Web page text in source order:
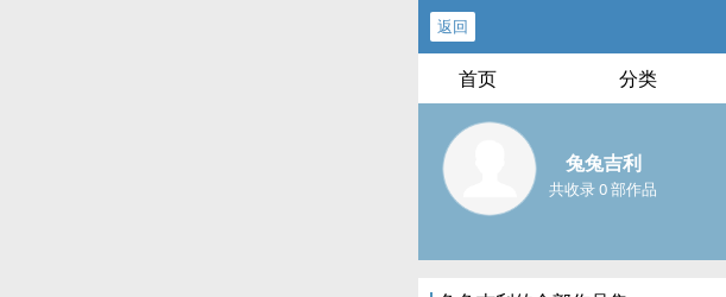
返回
首页 分类
兔兔吉利
共收录 0 部作品